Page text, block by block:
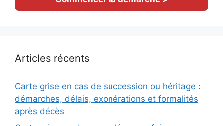
Articles récents
Carte grise en cas de succession ou héritage :
démarches, délais, exonérations et formalités
après décès